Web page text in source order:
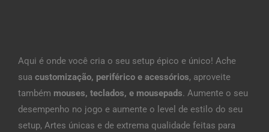
Aqui é onde você cria o seu setup épico e único! Ache
sua customização, periférico e acessórios, aproveite
também mouses, teclados, e mousepads. Aumente o seu
desempenho no jogo e aumente o level de estilo do seu
setup, Artes únicas e de extrema qualidade feitas para